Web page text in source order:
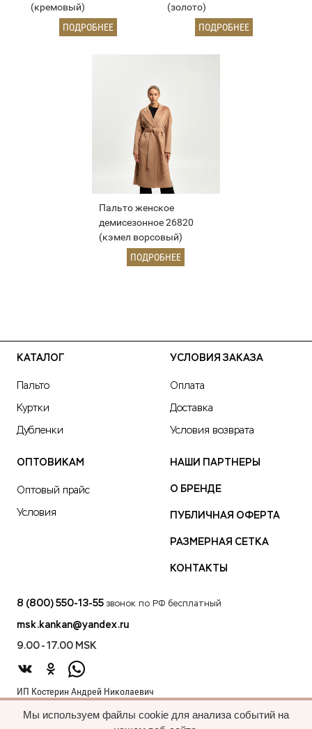
(кремовый)
ПОДРОБНЕЕ
(золото)
ПОДРОБНЕЕ
Пальто женское
демисезонное 26820
(кэмел ворсовый)
ПОДРОБНЕЕ
КАТАЛОГ
Пальто
Куртки
Дубленки
УСЛОВИЯ ЗАКАЗА
Оплата
Доставка
Условия возврата
ОПТОВИКАМ
Оптовый прайс
Условия
НАШИ ПАРТНЕРЫ
О БРЕНДЕ
ПУБЛИЧНАЯ ОФЕРТА
РАЗМЕРНАЯ СЕТКА
КОНТАКТЫ
8 (800) 550-13-55 звонок по РФ бесплатный
msk.kankan@yandex.ru
9.00 - 17.00 MSK
ИП Костерин Андрей Николаевич
440012, проезд 2-й Лиственный д.20 г. Пенза Пензенская обл.,
Мы используем файлы cookie для анализа событий на